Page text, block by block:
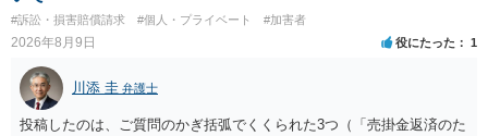
#訴訟・損害賠償請求 #個人・プライベート #加害者
2026年8月9日 役にたった 1
川添 圭 弁護士
投稿したのは、ご質問のかぎ括弧でくくられた3つ（「売掛金返済のた